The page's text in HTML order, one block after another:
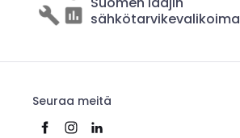
sähkötarvikevalikoima
Seuraa meitä